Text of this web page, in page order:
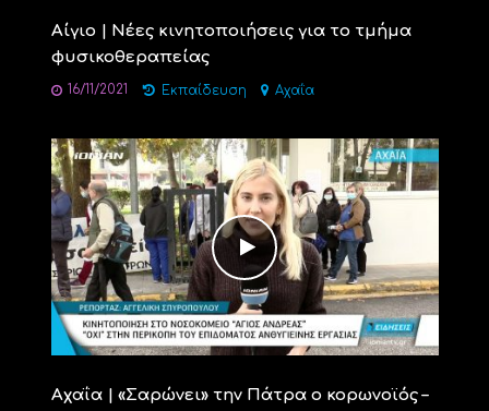
Αίγιο | Νέες κινητοποιήσεις για το τμήμα
φυσικοθεραπείας
16/11/2021 Εκπαίδευση Αχαΐα
Αχαΐα | «Σαρώνει» την Πάτρα ο κορωνοϊός –